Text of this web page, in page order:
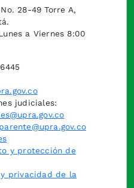
28-49 Torre A,
a Viernes 8:00
judiciales:
y protección de
privacidad de la